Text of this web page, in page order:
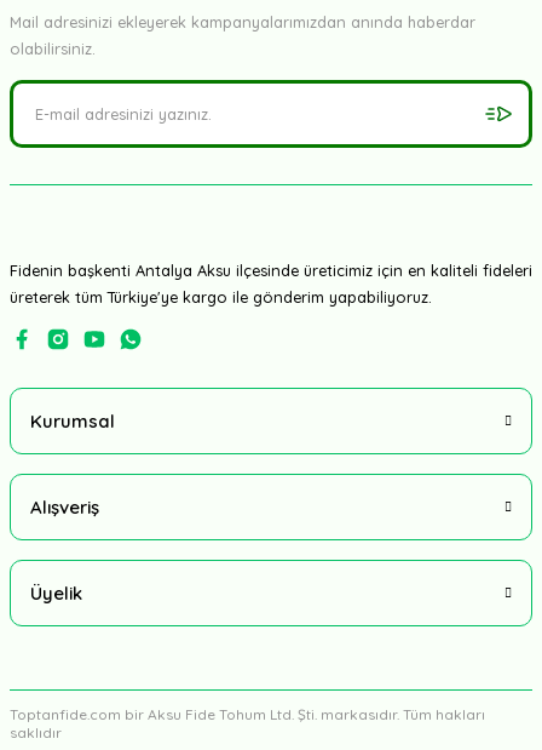
Mail adresinizi ekleyerek kampanyalarımızdan anında haberdar
olabilirsiniz.
Fidenin başkenti Antalya Aksu ilçesinde üreticimiz için en kaliteli fideleri
üreterek tüm Türkiye'ye kargo ile gönderim yapabiliyoruz.
Kurumsal
Alışveriş
Üyelik
Toptanfide.com bir Aksu Fide Tohum Ltd. Şti. markasıdır. Tüm hakları
saklıdır